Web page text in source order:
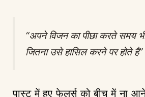
“अपने विजन का पीछा करते समय
जितना उसे हासिल करने पर होते
पास्ट में हुए फेलर्स को बीच में ना